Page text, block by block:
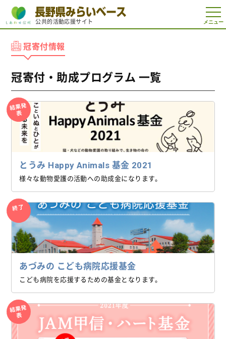
t
o
g
a
公共的活動応援サイト
冠寄付情報
冠寄付・助成プログラム 一覧
結果発
表
とうみ Happy Animals 基金 2021
様々な動物愛護の活動への助成金になります。
終了
あづみの こども病院応援基金
こども病院を応援するための基金となります。
結果発
表